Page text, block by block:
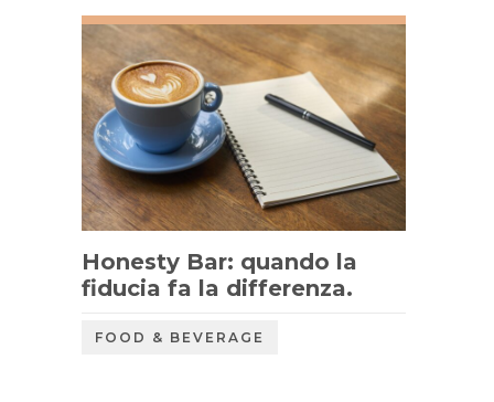
Honesty Bar: quando la
fiducia fa la differenza.
FOOD & BEVERAGE